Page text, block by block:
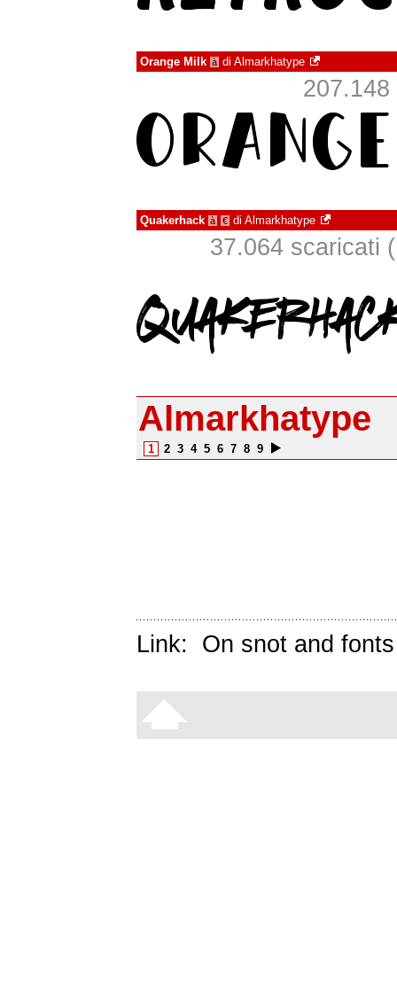
Orange Milk à di Almarkhatype
Quakerhack à € di Almarkhatype
37.064 scaricati
Almarkhatype
1 2 3 4 5 6 7 8 9
Link: On snot and fonts